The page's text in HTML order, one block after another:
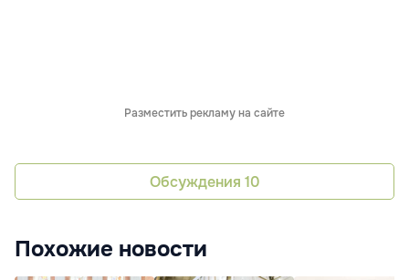
Разместить рекламу на сайте
Обсуждения 10
Похожие новости